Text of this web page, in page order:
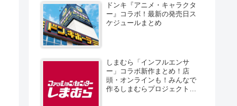
ドンキ『アニメ・キャラクタ
ー』コラボ！最新の発売日ス
ケジュールまとめ
しまむら「インフルエンサ
ー」コラボ新作まとめ！店
頭・オンラインも！みんなで
作るしまむらプロジェクト！